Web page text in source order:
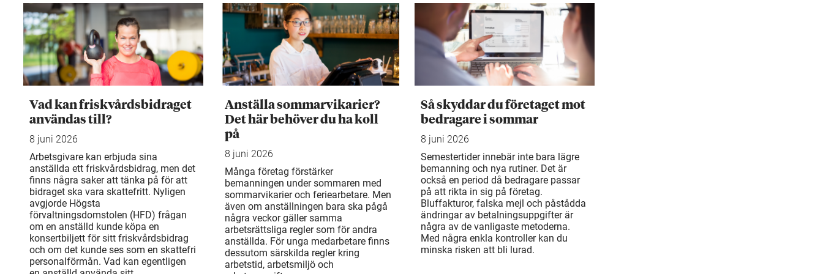
Vad kan friskvårdsbidraget
användas till?
8 juni 2026
Arbetsgivare kan erbjuda sina
anställda ett friskvårdsbidrag, men det
finns några saker att tänka på för att
bidraget ska vara skattefritt. Nyligen
avgjorde Högsta
förvaltningsdomstolen (HFD) frågan
om en anställd kunde köpa en
konsertbiljett för sitt friskvårdsbidrag
och om det kunde ses som en skattefri
personalförmån. Vad kan egentligen
Anställa sommarvikarier?
Det här behöver du ha koll
på
8 juni 2026
Många företag förstärker
bemanningen under sommaren med
sommarvikarier och feriearbetare. Men
även om anställningen bara ska pågå
några veckor gäller samma
arbetsrättsliga regler som för andra
anställda. För unga medarbetare finns
dessutom särskilda regler kring
arbetstid, arbetsmiljö och
Så skyddar du företaget mot
bedragare i sommar
8 juni 2026
Semestertider innebär inte bara lägre
bemanning och nya rutiner. Det är
också en period då bedragare passar
på att rikta in sig på företag.
Bluffakturor, falska mejl och påstådda
ändringar av betalningsuppgifter är
några av de vanligaste metoderna.
Med några enkla kontroller kan du
minska risken att bli lurad.